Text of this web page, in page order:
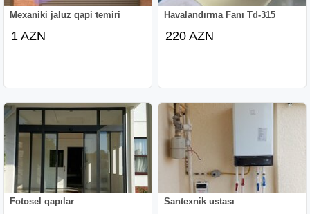
Mexaniki jaluz qapi temiri
1 AZN
Havalandırma Fanı Td-315
220 AZN
Fotosel qapılar Santexnik ustası